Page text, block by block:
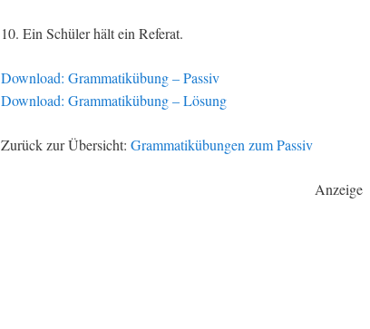
10. Ein Schüler hält ein Referat.
Download: Grammatikübung – Passiv
Download: Grammatikübung – Lösung
Zurück zur Übersicht: Grammatikübungen zum Passiv
Anzeige